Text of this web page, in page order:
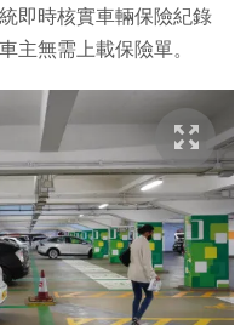
即時核實車輛保險紀錄
主無需上載保險單。